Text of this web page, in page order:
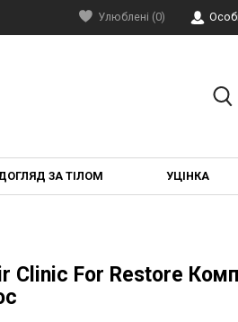
Улюблені (0)
ЗА ТІЛОМ УЦІНКА
Clinic For Restore